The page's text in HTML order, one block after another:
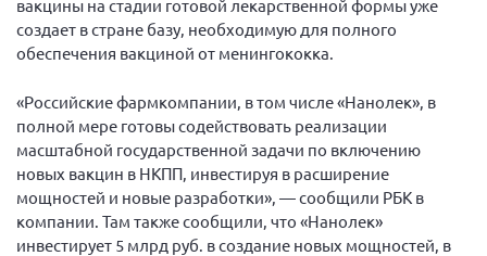
вакцины на стадии готовой лекарственной формы уже
создает в стране базу, необходимую для полного
обеспечения вакциной от менингококка.
«Российские фармкомпании, в том числе «Нанолек», в
полной мере готовы содействовать реализации
масштабной государственной задачи по включению
новых вакцин в НКПП, инвестируя в расширение
мощностей и новые разработки», — сообщили РБК в
компании. Там также сообщили, что «Нанолек»
инвестирует 5 млрд руб. в создание новых мощностей, в